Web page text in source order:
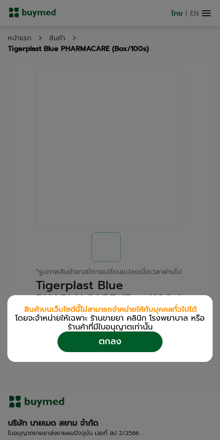
ไทย | EN
หน้าแรก
สินค้า
Tigerplast Blue PHARMACARE (Box/100s)
*รูปภาพสินค้าอาจมีการเปลี่ยนแปลงเมื่อเวลาผ่านไป
Tigerplast Blue
PHARMACARE (Box/100s)
สำหรับลูกค้าเฉพาะร้านขายยา คลินิก และโรง
เข้าสู่ระบบ
ลงทะเบียน
เพื่อดูรายละเอียดเพิ่มเติม
บริษัท บายเมด สยาม จำกัด
ใบอนุญาตขายยาส่งยาแผนปัจจุบัน เลขที่ สป 2/2566
สินค้าบนเว็บไซต์นี้ไม่สามารถจำหน่ายให้กับบุคคลทั่วไปได้
โดยจะจำหน่ายให้เฉพาะ ร้านขายยา คลินิก โรงพยาบาล หรือ
ร้านค้าที่มีใบอนุญาตเท่านััน
ตกลง